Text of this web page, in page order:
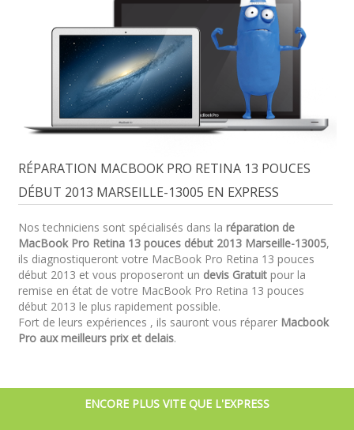
RÉPARATION MACBOOK PRO RETINA 13 POUCES
DÉBUT 2013 MARSEILLE-13005 EN EXPRESS
Nos techniciens sont spécialisés dans la réparation de
MacBook Pro Retina 13 pouces début 2013 Marseille-13005,
ils diagnostiqueront votre MacBook Pro Retina 13 pouces
début 2013 et vous proposeront un devis Gratuitpour la
remise en état de votre MacBook Pro Retina 13 pouces
début 2013 le plus rapidement possible.
Fort de leurs expériences , ils sauront vous réparer Macbook
Pro aux meilleurs prix et delais.
ENCORE PLUS VITE QUE L'EXPRESS